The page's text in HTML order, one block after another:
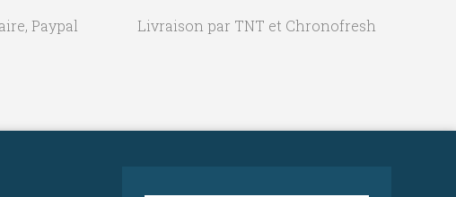
Paypal Livraison par TNT et Chronofresh